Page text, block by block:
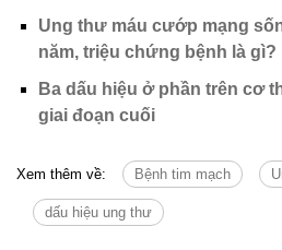
Ung thư máu cướp mạng
năm, triệu chứng bệnh là gì?
Ba dấu hiệu ở phần trên cơ
giai đoạn cuối
Xem thêm về: Bệnh tim mạch
dấu hiệu ung thư